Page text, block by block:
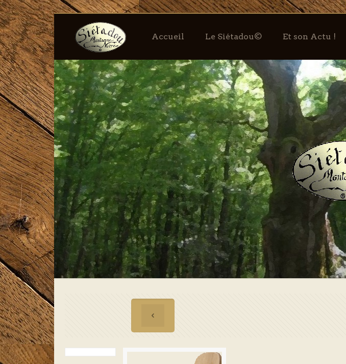
Accueil Le Siétadou© Et son Actu !